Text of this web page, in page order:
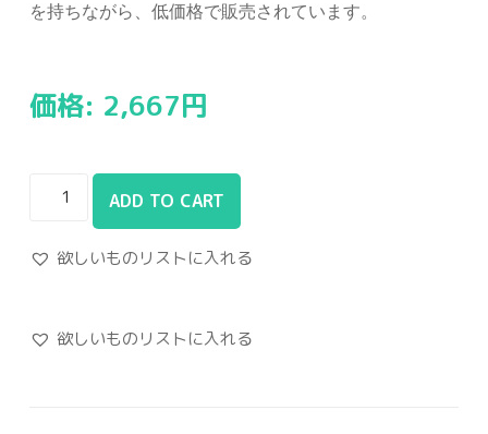
を持ちながら、低価格で販売されています。
価格: 2,667円
ADD TO CART
欲しいものリストに入れる
欲しいものリストに入れる